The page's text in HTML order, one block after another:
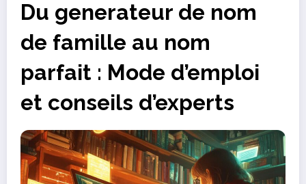
Du generateur de nom
de famille au nom
parfait : Mode d’emploi
et conseils d’experts